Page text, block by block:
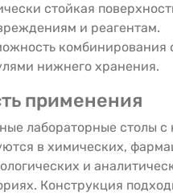
стойкая
и реагентам.
комбинирования
нижнего хранения.
применения
лабораторные столы с
в химических,
и
Конструкция